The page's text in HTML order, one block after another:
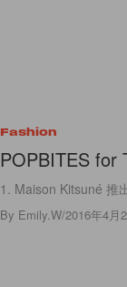
Fashion
POPBITES for
1. Maison Kitsuné 推
By Emily.W/2016年4月